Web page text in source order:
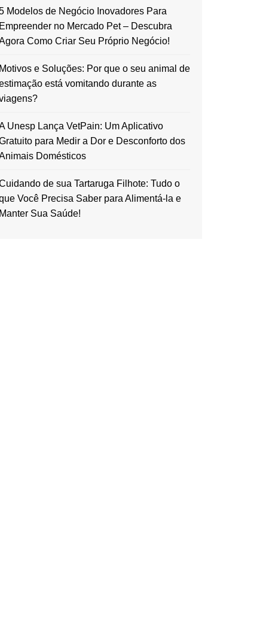
Modelos de Negócio Inovadores Para
Empreender no Mercado Pet – Descubra
Como Criar Seu Próprio Negócio!
Motivos e Soluções: Por que o seu animal de
está vomitando durante as
Unesp Lança VetPain: Um Aplicativo
para Medir a Dor e Desconforto dos
Domésticos
de sua Tartaruga Filhote: Tudo o
Você Precisa Saber para Alimentá-la e
Manter Sua Saúde!